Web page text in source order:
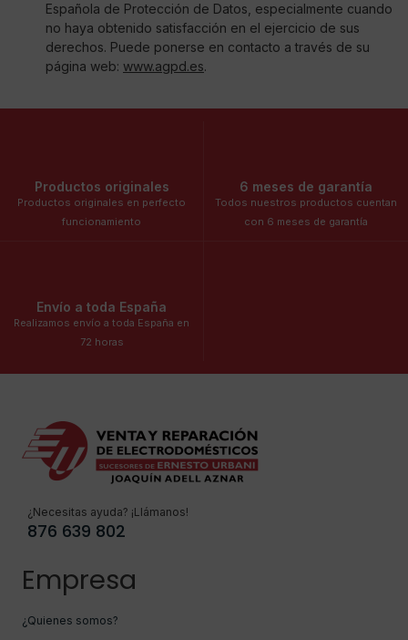
Española de Protección de Datos, especialmente cuando
no haya obtenido satisfacción en el ejercicio de sus
derechos. Puede ponerse en contacto a través de su
página web: www.agpd.es.
Productos originales
Productos originales en perfecto
funcionamiento
6 meses de garantía
Todos nuestros productos cuentan
con 6 meses de garantía
Envío a toda España
Realizamos envío a toda España en
72 horas
¿Necesitas ayuda? ¡Llámanos!
876 639 802
Empresa
¿Quienes somos?